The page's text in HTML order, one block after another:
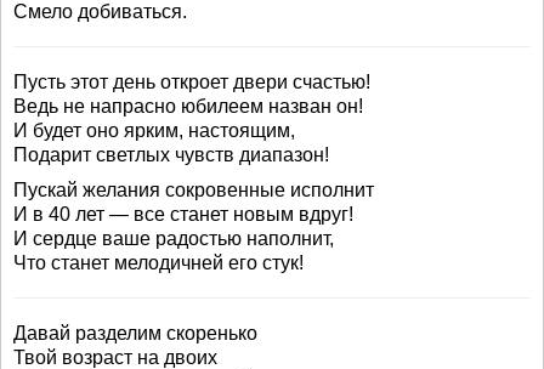
Смело добиваться.
Пусть этот день откроет двери счастью!
Ведь не напрасно юбилеем назван он!
И будет оно ярким, настоящим,
Подарит светлых чувств диапазон!
Пускай желания сокровенные исполнит
И в 40 лет — все станет новым вдруг!
И сердце ваше радостью наполнит,
Что станет мелодичней его стук!
Давай разделим скоренько
Твой возраст на двоих